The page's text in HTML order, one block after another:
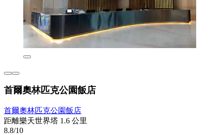
首爾奧林匹克公園飯店
首爾奧林匹克公園飯店
距離樂天世界塔 1.6 公里
8.8/10